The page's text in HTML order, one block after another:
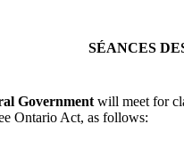
SÉANCES
Government will meet for
Ontario Act, as follows: